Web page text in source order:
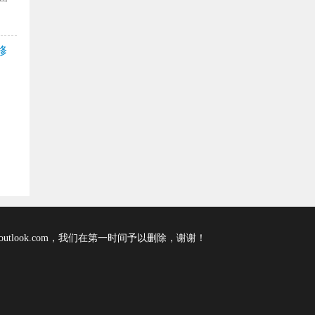
，我们在第一时间予以删除，谢谢！